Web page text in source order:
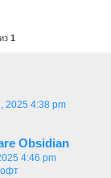
1
2025 4:38 pm
Obsidian
4:46 pm